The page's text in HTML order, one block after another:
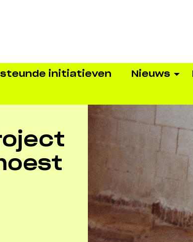
initiatieven Nieuws